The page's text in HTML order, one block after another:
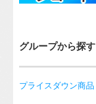
グループから探す
プライスダウン商品